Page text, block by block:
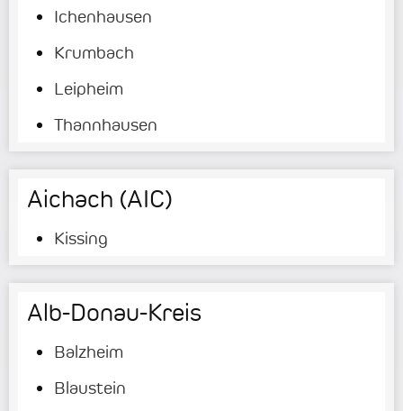
Ichenhausen
Krumbach
Leipheim
Thannhausen
Aichach (AIC)
Kissing
Alb-Donau-Kreis
Balzheim
Blaustein